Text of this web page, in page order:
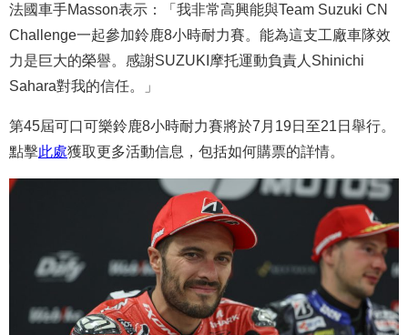
法國車手Masson表示：「我非常高興能與Team Suzuki CN
Challenge一起參加鈴鹿8小時耐力賽。能為這支工廠車隊效
力是巨大的榮譽。感謝SUZUKI摩托運動負責人Shinichi
Sahara對我的信任。」
第45屆可口可樂鈴鹿8小時耐力賽將於7月19日至21日舉行。
點擊此處獲取更多活動信息，包括如何購票的詳情。